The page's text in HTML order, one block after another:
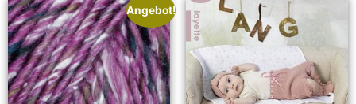
Angebot!